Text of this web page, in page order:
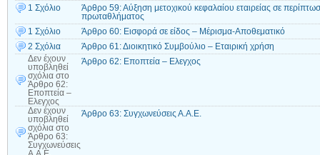
1 Σχόλιο
Άρθρο 59: Αύξηση μετοχικού κεφαλαίου εταιρείας σε
πρωταθλήματος
1 Σχόλιο
Άρθρο 60: Εισφορά σε είδος – Μέρισμα-Αποθεματικό
2 Σχόλια
Άρθρο 61: Διοικητικό Συμβούλιο – Εταιρική χρήση
Δεν έχουν
υποβληθεί
σχόλια στο
Άρθρο 62:
Εποπτεία –
Ελεγχος
Άρθρο 62: Εποπτεία – Ελεγχος
Δεν έχουν
υποβληθεί
σχόλια στο
Άρθρο 63:
Συγχωνεύσεις
Άρθρο 63: Συγχωνεύσεις Α.Α.Ε.